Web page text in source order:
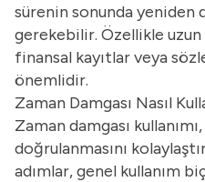
sürenin sonunda yeniden
gerekebilir. Özellikle uzun
finansal kayıtlar veya
önemlidir.
Zaman Damgası Nasıl
Zaman damgası
doğrulanmasını
adımlar, genel kullanım